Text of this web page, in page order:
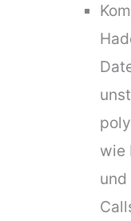
wie
und